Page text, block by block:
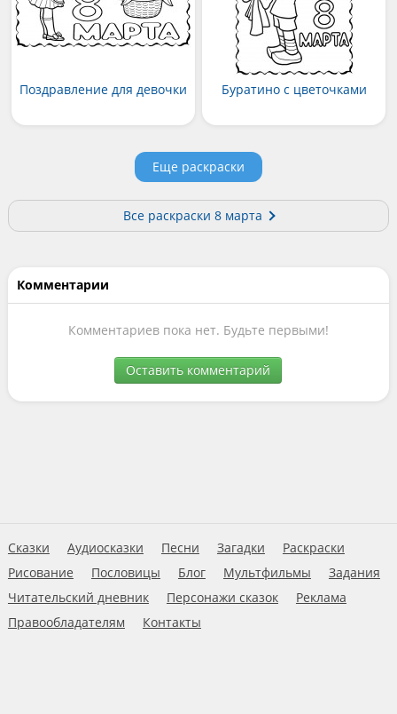
Поздравление для девочки Буратино с цветочками
Еще раскраски
Все раскраски 8 марта
Комментарии
Комментариев пока нет. Будьте первыми!
Оставить комментарий
Сказки Аудиосказки Песни Загадки
Раскраски
Рисование
Пословицы Блог Мультфильмы
Задания
Читательский дневник
Персонажи сказок
Реклама
Правообладателям
Контакты